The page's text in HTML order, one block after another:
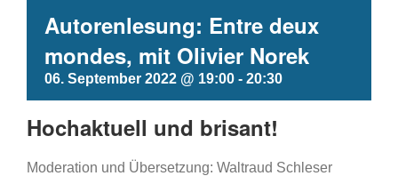
Autorenlesung: Entre deux
mondes, mit Olivier Norek
06. September 2022 @ 19:00 - 20:30
Hochaktuell und brisant!
Moderation und Übersetzung: Waltraud Schleser